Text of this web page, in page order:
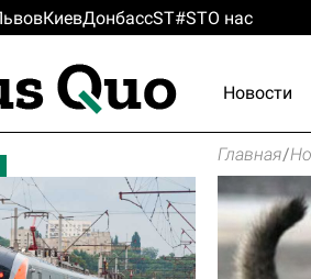
КиевДонбассST#STО нас
Новости
Главная/